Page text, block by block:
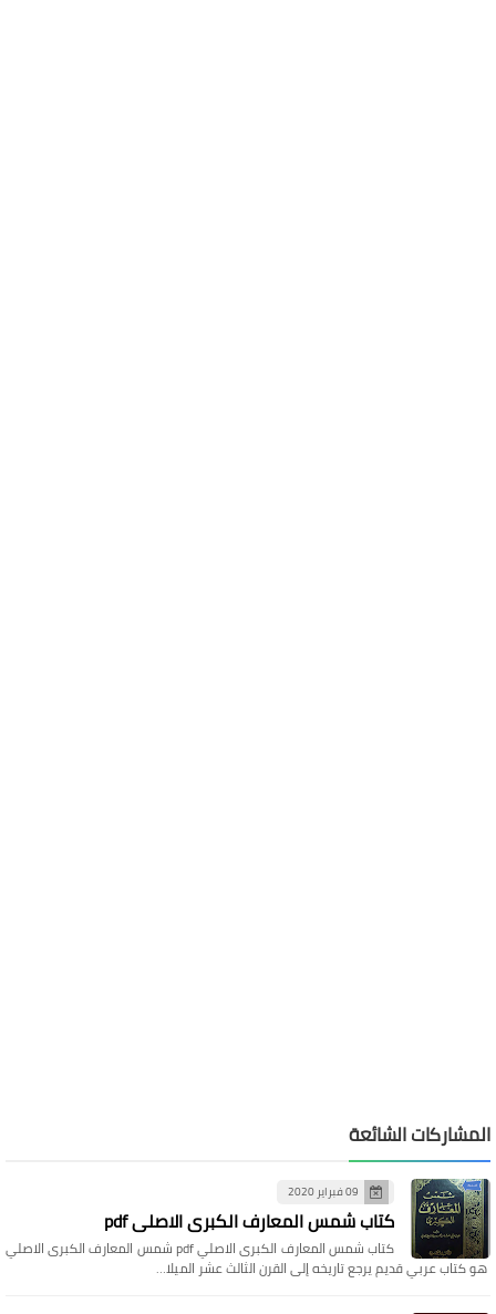
المشاركات الشائعة
09 فبراير 2020
كتاب شمس المعارف الكبرى الاصلي pdf
كتاب شمس المعارف الكبرى الاصلي pdf شمس المعارف الكبرى الاصلي
هو كتاب عربي قديم يرجع تاريخه إلى القرن الثالث عشر الميلا…